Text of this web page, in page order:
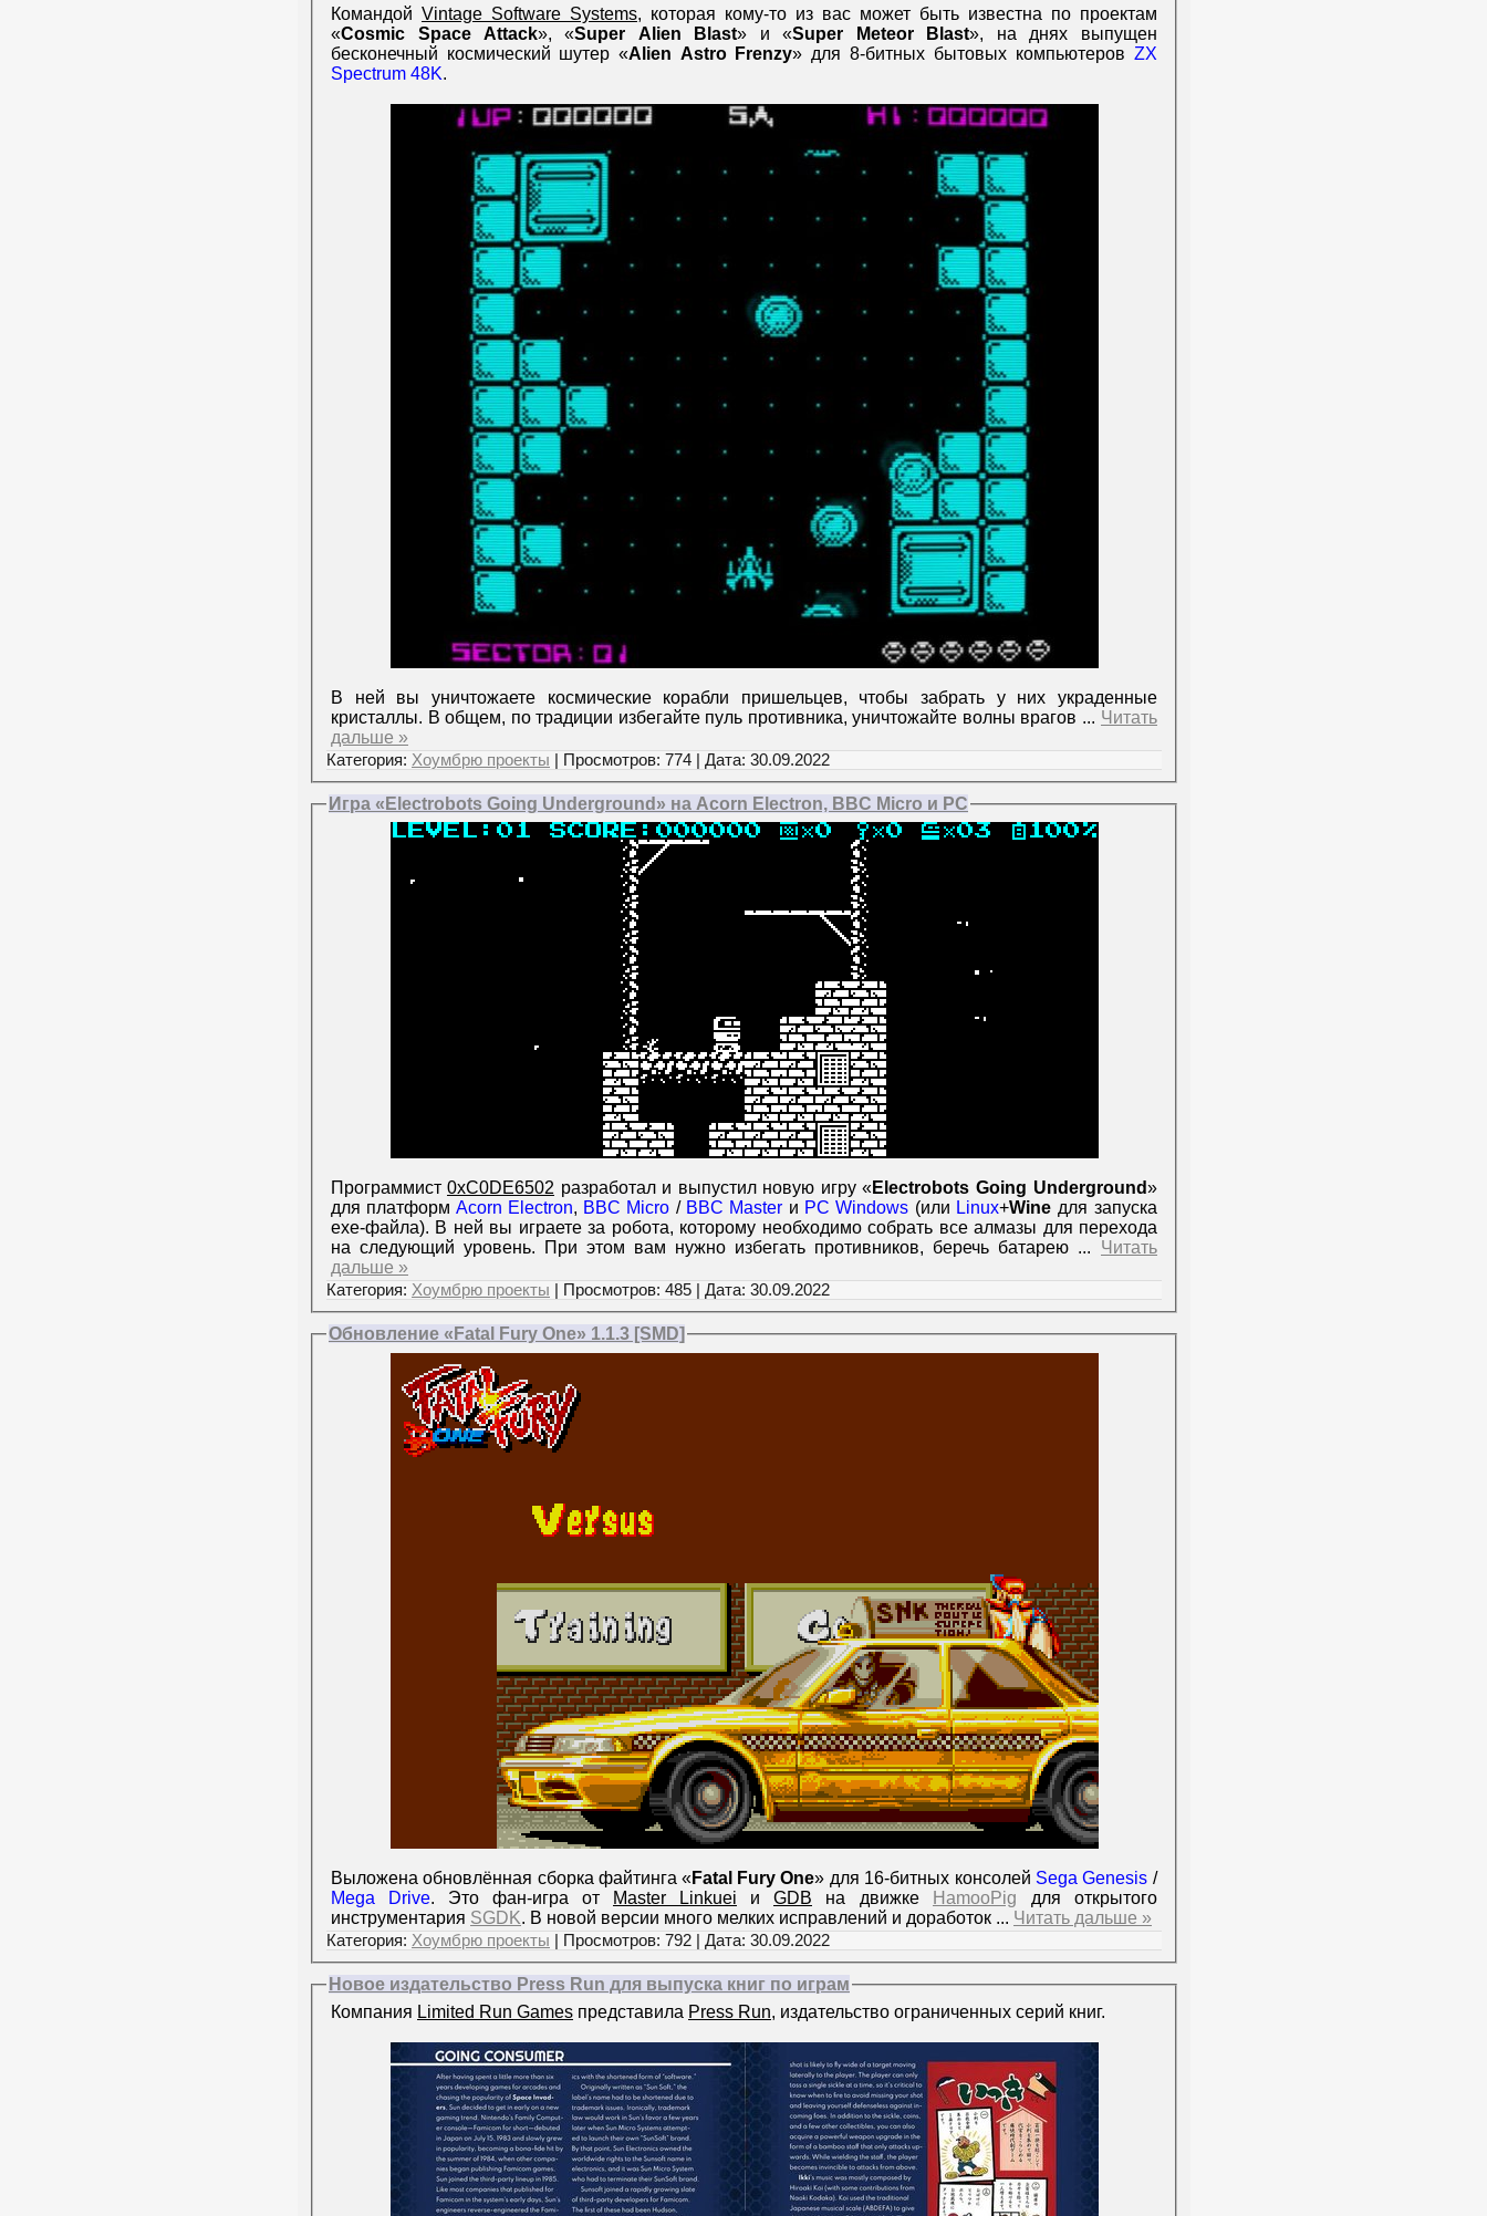
Командой Vintage Software Systems, которая кому-то из вас может быть известна по проектам
«Cosmic Space Attack», «Super Alien Blast» и «Super Meteor Blast», на днях выпущен
бесконечный космический шутер «Alien Astro Frenzy» для 8-битных бытовых компьютеров ZX
Spectrum 48K.
В ней вы уничтожаете космические корабли пришельцев, чтобы забрать у них украденные
кристаллы. В общем, по традиции избегайте пуль противника, уничтожайте волны врагов ... Читать
дальше »
Категория: Хоумбрю проекты | Просмотров: 774 | Дата: 30.09.2022
Игра «Electrobots Going Underground» на Acorn Electron, BBC Micro и PC
Программист 0xC0DE6502 разработал и выпустил новую игру «Electrobots Going Underground»
для платформ Acorn Electron, BBC Micro / BBC Master и PC Windows (или Linux+Wine для запуска
exe-файла). В ней вы играете за робота, которому необходимо собрать все алмазы для перехода
на следующий уровень. При этом вам нужно избегать противников, беречь батарею ... Читать
дальше »
Категория: Хоумбрю проекты | Просмотров: 485 | Дата: 30.09.2022
Обновление «Fatal Fury One» 1.1.3 [SMD]
Выложена обновлённая сборка файтинга «Fatal Fury One» для 16-битных консолей Sega Genesis /
Mega Drive. Это фан-игра от Master Linkuei и GDB на движке HamooPig для открытого
инструментария SGDK. В новой версии много мелких исправлений и доработок ... Читать дальше »
Категория: Хоумбрю проекты | Просмотров: 792 | Дата: 30.09.2022
Новое издательство Press Run для выпуска книг по играм
Компания Limited Run Games представила Press Run, издательство ограниченных серий книг.